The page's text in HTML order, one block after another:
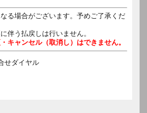
なる場合がございます。予めご了承くだ
伴う払戻しは行いません。
キャンセル（取消し）はできません。
せダイヤル